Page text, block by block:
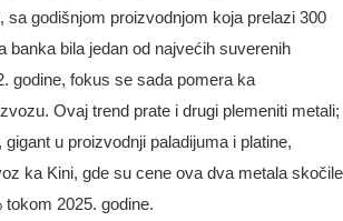
sa godišnjom proizvodnjom koja prelazi 300
banka bila jedan od najvećih suverenih
godine, fokus se sada pomera ka
Ovaj trend prate i drugi plemeniti metali;
, gigant u proizvodnji paladijuma i platine,
ka Kini, gde su cene ova dva metala skočile
2025. godine.